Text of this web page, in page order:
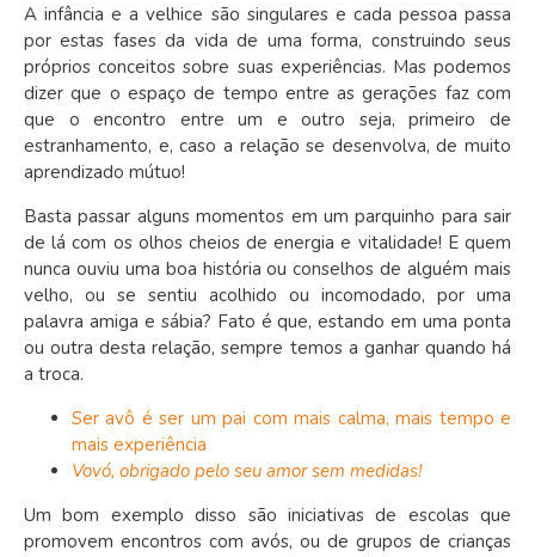
A infância e a velhice são singulares e cada pessoa passa
por estas fases da vida de uma forma, construindo seus
próprios conceitos sobre suas experiências. Mas podemos
dizer que o espaço de tempo entre as gerações faz com
que o encontro entre um e outro seja, primeiro de
estranhamento, e, caso a relação se desenvolva, de muito
aprendizado mútuo!
Basta passar alguns momentos em um parquinho para sair
de lá com os olhos cheios de energia e vitalidade! E quem
nunca ouviu uma boa história ou conselhos de alguém mais
velho, ou se sentiu acolhido ou incomodado, por uma
palavra amiga e sábia? Fato é que, estando em uma ponta
ou outra desta relação, sempre temos a ganhar quando há
a troca.
Ser avô é ser um pai com mais calma, mais tempo e
mais experiência
Vovó, obrigado pelo seu amor sem medidas!
Um bom exemplo disso são iniciativas de escolas que
promovem encontros com avós, ou de grupos de crianças